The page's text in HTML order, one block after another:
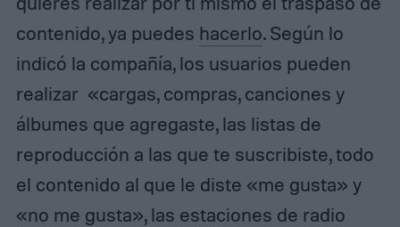
contenido, ya puedes hacerlo. Según lo
indicó la compañía, los usuarios pueden
realizar «cargas, compras, canciones y
álbumes que agregaste, las listas de
reproducción a las que te suscribiste, todo
el contenido al que le diste «me gusta» y
«no me gusta», las estaciones de radio